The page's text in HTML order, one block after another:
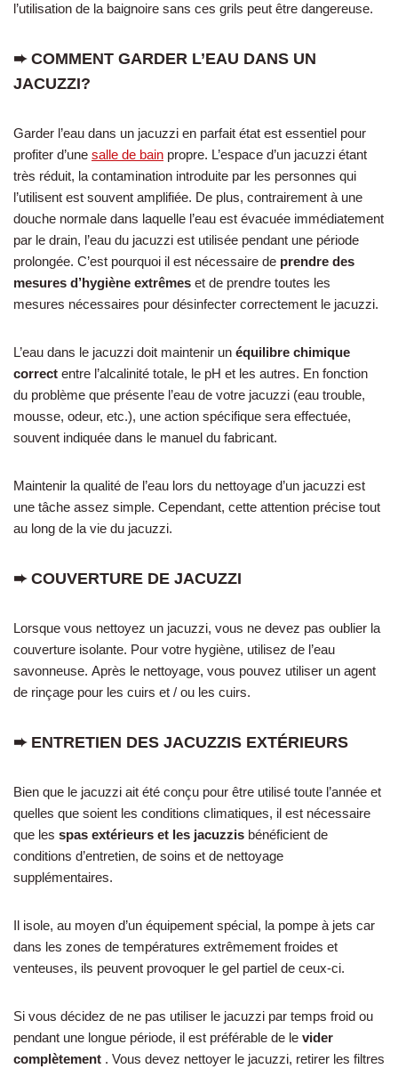
l’utilisation de la baignoire sans ces grils peut être dangereuse.
➨ COMMENT GARDER L’EAU DANS UN
JACUZZI?
Garder l’eau dans un jacuzzi en parfait état est essentiel pour
profiter d’une salle de bain propre. L’espace d’un jacuzzi étant
très réduit, la contamination introduite par les personnes qui
l’utilisent est souvent amplifiée. De plus, contrairement à une
douche normale dans laquelle l’eau est évacuée immédiatement
par le drain, l’eau du jacuzzi est utilisée pendant une période
prolongée. C’est pourquoi il est nécessaire de prendre des
mesures d’hygiène extrêmes et de prendre toutes les
mesures nécessaires pour désinfecter correctement le jacuzzi.
L’eau dans le jacuzzi doit maintenir un équilibre chimique
correct entre l’alcalinité totale, le pH et les autres. En fonction
du problème que présente l’eau de votre jacuzzi (eau trouble,
mousse, odeur, etc.), une action spécifique sera effectuée,
souvent indiquée dans le manuel du fabricant.
Maintenir la qualité de l’eau lors du nettoyage d’un jacuzzi est
une tâche assez simple. Cependant, cette attention précise tout
au long de la vie du jacuzzi.
➨ COUVERTURE DE JACUZZI
Lorsque vous nettoyez un jacuzzi, vous ne devez pas oublier la
couverture isolante. Pour votre hygiène, utilisez de l’eau
savonneuse. Après le nettoyage, vous pouvez utiliser un agent
de rinçage pour les cuirs et / ou les cuirs.
➨ ENTRETIEN DES JACUZZIS EXTÉRIEURS
Bien que le jacuzzi ait été conçu pour être utilisé toute l’année et
quelles que soient les conditions climatiques, il est nécessaire
que les spas extérieurs et les jacuzzis bénéficient de
conditions d’entretien, de soins et de nettoyage
supplémentaires.
Il isole, au moyen d’un équipement spécial, la pompe à jets car
dans les zones de températures extrêmement froides et
venteuses, ils peuvent provoquer le gel partiel de ceux-ci.
Si vous décidez de ne pas utiliser le jacuzzi par temps froid ou
pendant une longue période, il est préférable de le vider
complètement . Vous devez nettoyer le jacuzzi, retirer les filtres